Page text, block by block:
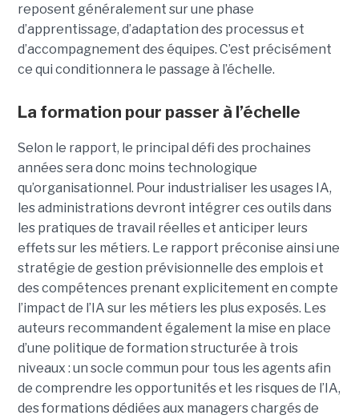
reposent généralement sur une phase
d’apprentissage, d’adaptation des processus et
d’accompagnement des équipes. C’est précisément
ce qui conditionnera le passage à l’échelle.
La formation pour passer à l’échelle
Selon le rapport, le principal défi des prochaines
années sera donc moins technologique
qu’organisationnel. Pour industrialiser les usages IA,
les administrations devront intégrer ces outils dans
les pratiques de travail réelles et anticiper leurs
effets sur les métiers. Le rapport préconise ainsi une
stratégie de gestion prévisionnelle des emplois et
des compétences prenant explicitement en compte
l’impact de l’IA sur les métiers les plus exposés. Les
auteurs recommandent également la mise en place
d’une politique de formation structurée à trois
niveaux : un socle commun pour tous les agents afin
de comprendre les opportunités et les risques de l’IA,
des formations dédiées aux managers chargés de